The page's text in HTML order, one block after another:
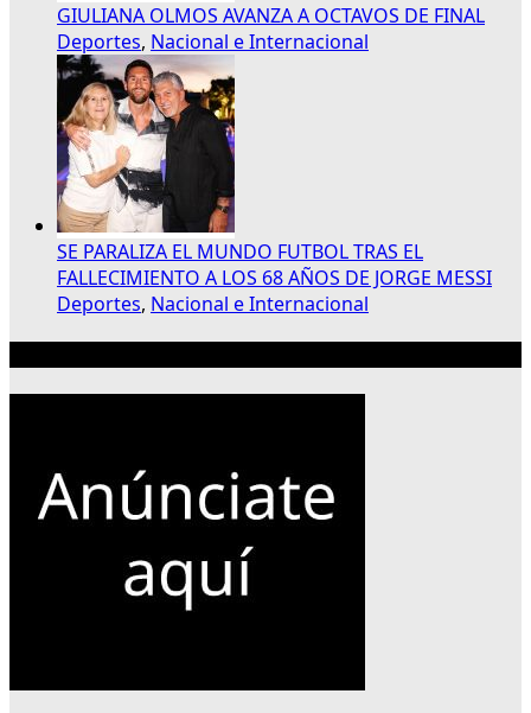
GIULIANA OLMOS AVANZA A OCTAVOS DE FINAL
Deportes, Nacional e Internacional
SE PARALIZA EL MUNDO FUTBOL TRAS EL
FALLECIMIENTO A LOS 68 AÑOS DE JORGE MESSI
Deportes, Nacional e Internacional